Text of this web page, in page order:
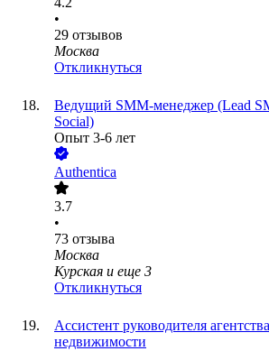
•
29 отзывов
Москва
Откликнуться
Ведущий SMM-менеджер (Lead
Social)
Опыт 3-6 лет
Authentica
3.7
•
73 отзыва
Москва
Курская и еще 3
Откликнуться
Ассистент руководителя
недвижимости